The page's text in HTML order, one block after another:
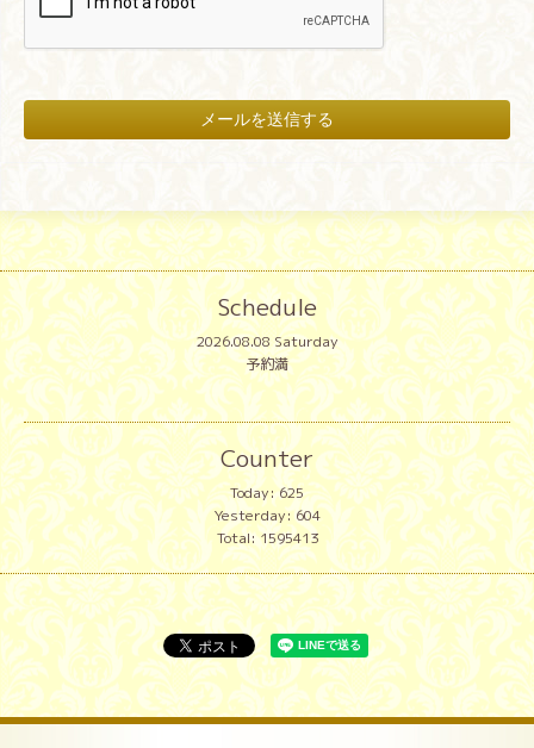
Schedule
2026.08.08 Saturday
予約満
Counter
Today:625
Yesterday:604
Total:1595413